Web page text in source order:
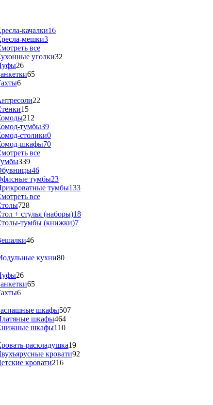
качалки16
мешки3
все
уголки32
26
65
6
22
15
212
тумбы39
столики0
шкафы70
все
339
46
тумбы23
тумбы133
все
728
+ стулья (наборы)18
тумбы (книжки)7
46
кухни80
26
65
6
шкафы507
шкафы464
шкафы110
раскладушка19
кровати92
кровати216